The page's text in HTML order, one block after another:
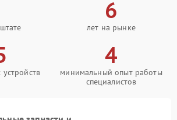
6
лет на рынке
4
минимальный опыт работы
специалистов